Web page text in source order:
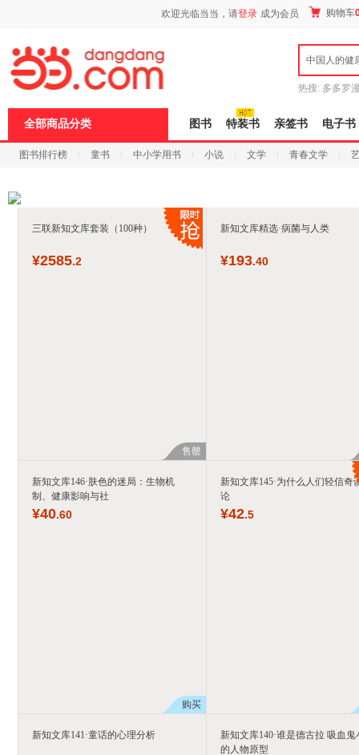
欢迎光临当当，请登录 成为会员 购物车
中国人的健
热搜: 多多罗
全部商品分类 图书 特装书 亲签书 电子书
图书排行榜 童书 中小学用书 小说 文学 青春文学
三联新知文库套装（100种）
¥2585.2
售罄
新知文库精选·病菌与人类
¥193.40
新知文库146·肤色的迷局：生物机
制、健康影响与社
¥40.60
购买
新知文库145·为什么人们轻信奇
论
¥42.5
新知文库141·童话的心理分析
新知文库140·谁是德古拉 吸血鬼
的人物原型
页
加